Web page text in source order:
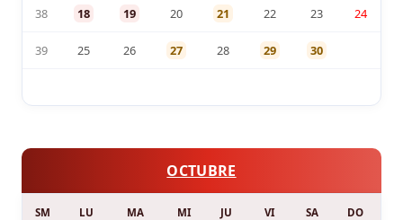
38 18 19 20 21 22 23 24
39 25 26 27 28 29 30
OCTUBRE
SM LU MA MI JU VI SA DO